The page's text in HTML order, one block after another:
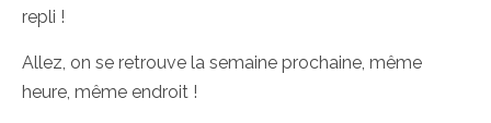
repli !
Allez, on se retrouve la semaine prochaine, même
heure, même endroit !